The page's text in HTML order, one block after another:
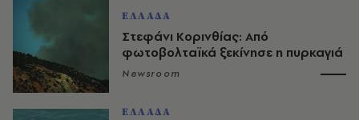
ΕΛΛΑΔΑ
Στεφάνι Κορινθίας: Από
φωτοβολταϊκά ξεκίνησε η πυρκαγιά
Newsroom
ΕΛΛΑΔΑ